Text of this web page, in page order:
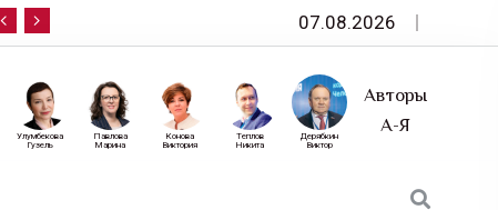
10 сентября — «Эксперт РА» приглашает на
07.08.2026
Авторы
А-Я
Дерябкин
Виктор
Теплов
Никита
Конова
Виктория
Павлова
Марина
Улумбекова
Гузель